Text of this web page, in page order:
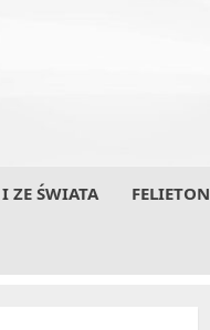
ZE ŚWIATA